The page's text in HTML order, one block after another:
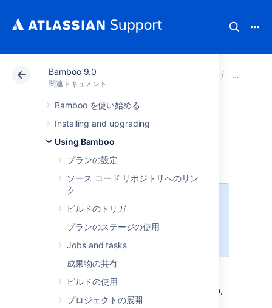
Bamboo 9.0
関連ドキュメント
Bamboo を使い始める
Installing and upgrading
Using Bamboo
プランの設定
ソース コード リポジトリへのリン
ク
ビルドのトリガ
プランのステージの使用
Jobs and tasks
成果物の共有
ビルドの使用
プロジェクトの展開
アトラシアン サポート Bamboo
Changing your
password
single sign-on application,
likeAtlassian Crowd, this function
To change your Bamboo password:
From the top-right corner of the screen,
select your avatar, and select